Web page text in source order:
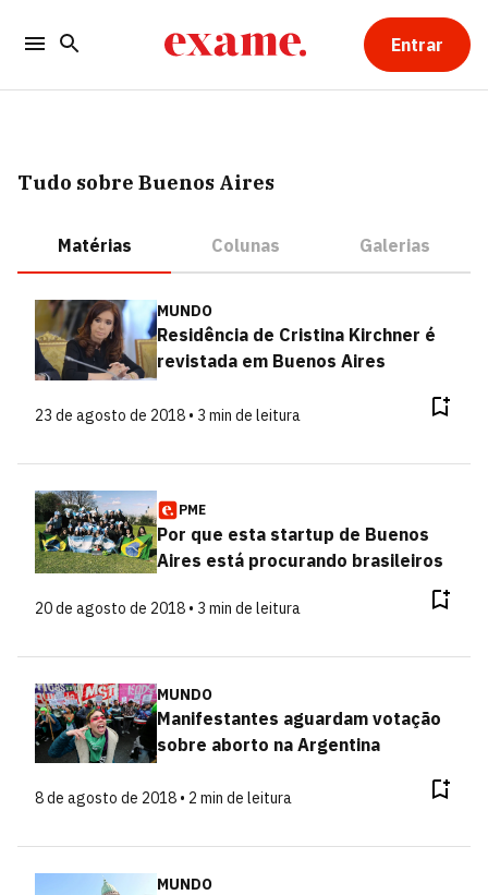
Entrar
Tudo sobre Buenos Aires
Matérias Colunas Galerias
MUNDO
Residência de Cristina Kirchner é
revistada em Buenos Aires
23 de agosto de 2018 • 3 min de leitura
PME
Por que esta startup de Buenos
Aires está procurando brasileiros
20 de agosto de 2018 • 3 min de leitura
MUNDO
Manifestantes aguardam votação
sobre aborto na Argentina
8 de agosto de 2018 • 2 min de leitura
MUNDO